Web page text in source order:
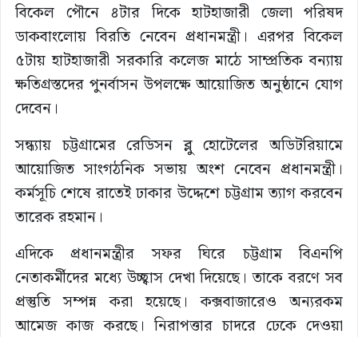
বিকেল পৌনে ৪টার দিকে হাটহাজারী জেলা পরিষদ
ডাকবাংলোয় বিরতি নেবেন প্রধানমন্ত্রী। এরপর বিকেল
৫টায় হাটহাজারী সরকারি কলেজ মাঠে সাম্প্রতিক বন্যায়
ক্ষতিগ্রস্তদের পুনর্বাসন উপলক্ষে আয়োজিত অনুষ্ঠানে যোগ
দেবেন।
সন্ধ্যায় চট্টগ্রামের রেডিসন ব্লু হোটেলের অডিটরিয়ামে
আয়োজিত সাংগঠনিক সভায় অংশ নেবেন প্রধানমন্ত্রী।
কর্মসূচি শেষে রাতেই ঢাকার উদ্দেশে চট্টগ্রাম ত্যাগ করবেন
তারেক রহমান।
এদিকে প্রধানমন্ত্রীর সফর ঘিরে চট্টগ্রাম বিএনপি
নেতাকর্মীদের মধ্যে উচ্ছ্বাস দেখা দিয়েছে। তাকে বরণে সব
প্রস্তুতি সম্পন্ন করা হয়েছে। কক্সবাজারেও অন্যরকম
আমেজ কাজ করছে। নিরাপত্তার চাদরে ঢেকে দেওয়া